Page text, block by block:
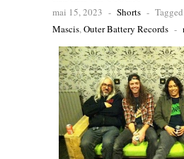
mai 15, 2023 - Shorts -
Mascis,Outer Battery Records -